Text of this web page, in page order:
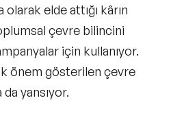
elde attığı kârın
çevre bilincini
için kullanıyor.
önem gösterilen çevre
yansıyor.